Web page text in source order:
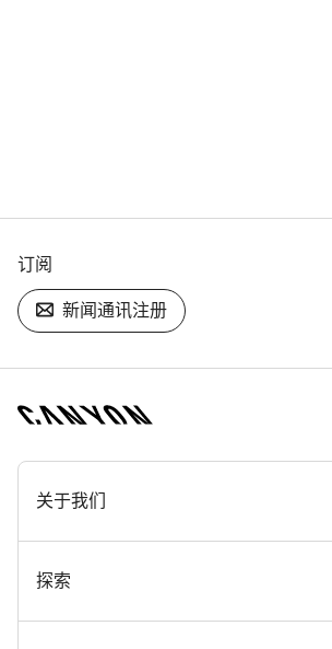
订阅
新闻通讯注册
[footer.linksList.title]
关于我们
奖项
探索